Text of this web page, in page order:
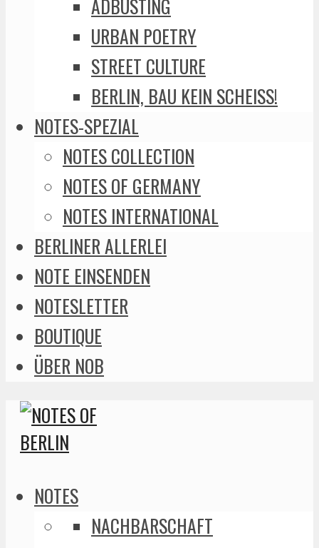
ADBUSTING
URBAN POETRY
STREET CULTURE
BERLIN, BAU KEIN SCHEISS!
NOTES-SPEZIAL
NOTES COLLECTION
NOTES OF GERMANY
NOTES INTERNATIONAL
BERLINER ALLERLEI
NOTE EINSENDEN
NOTESLETTER
BOUTIQUE
ÜBER NOB
NOTES
NACHBARSCHAFT